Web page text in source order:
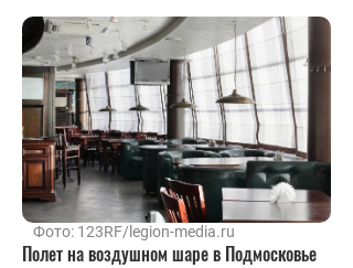
Фото: 123RF/legion-media.ru
Полет на воздушном шаре в Подмосковье